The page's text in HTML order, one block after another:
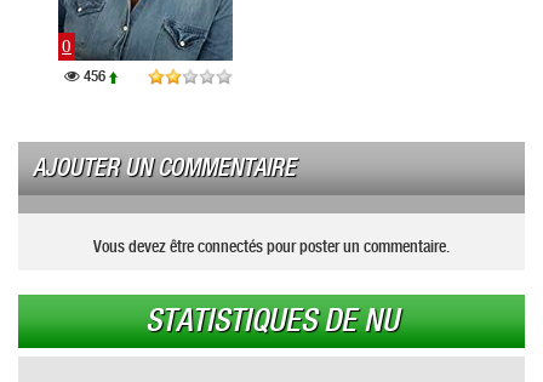
0
456
AJOUTER UN COMMENTAIRE
Vous devez être connectés pour poster un commentaire.
STATISTIQUES DE NU